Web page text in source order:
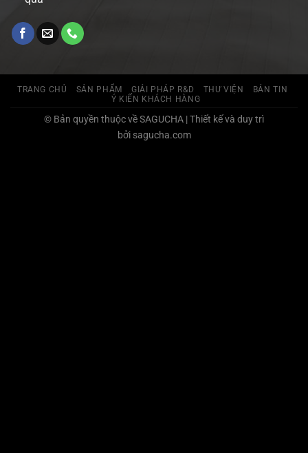
TRANG CHỦ SẢN PHẨM GIẢI PHÁP R&D THƯ VIỆN
BẢN TIN
Ý KIẾN KHÁCH HÀNG
© Bản quyền thuộc về SAGUCHA | Thiết kế và duy trì
bởi sagucha.com